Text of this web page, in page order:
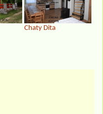
Chaty Dita